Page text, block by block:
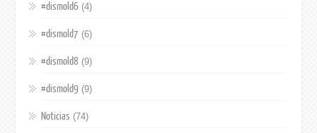
#dismold6(4)
#dismold7(6)
#dismold8(9)
#dismold9(9)
Noticias (74)